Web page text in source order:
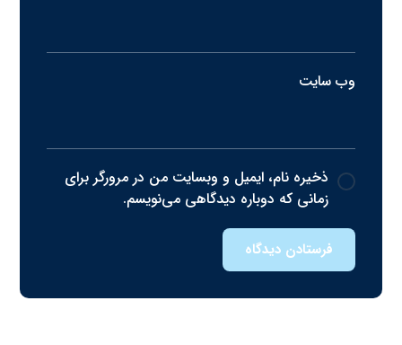
وب‌ سایت
ذخیره نام، ایمیل و وبسایت من در مرورگر برای
زمانی که دوباره دیدگاهی می‌نویسم.
فرستادن دیدگاه